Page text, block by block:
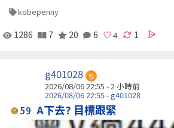
kobepenny
1286 7 20 6 1
g401028 包
2026/08/06 22:55 -2 小時前
2026/08/06 22:55 - g401028
59 A下去? 目標跟緊